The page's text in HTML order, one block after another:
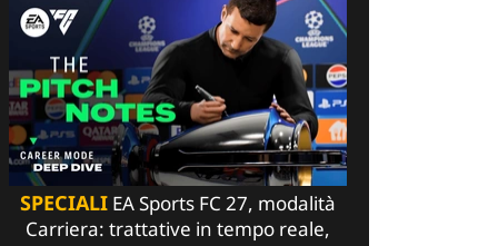
SPECIALI EA Sports FC 27, modalità
Carriera: trattative in tempo reale,